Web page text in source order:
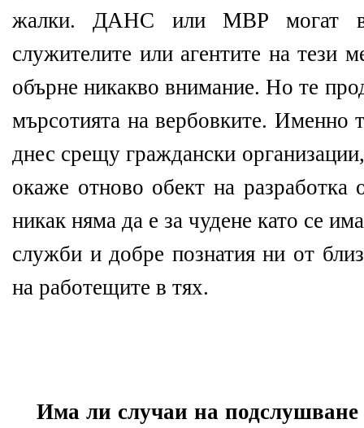
жалки. ДАНС или МВР могат
служителите или агентите на тези
обърне никакво внимание. Но те
мърсотията на вербовките. Именно
днес срещу граждански
окаже отново обект на разработка
никак няма да е за чудене като се
служби и добре познатия ни от
на работещите в тях.
Има ли случаи на